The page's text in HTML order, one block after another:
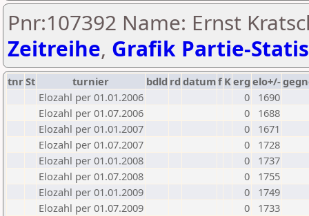
Pnr:107392 Name: Ernst
Zeitreihe, Grafik Partie-
tnrSt turnier bdld rd datumf Kerg elo+/-
Elozahl per 01.01.2006
0
1690
Elozahl per 01.07.2006
0
1688
Elozahl per 01.01.2007
0
1671
Elozahl per 01.07.2007
0
1728
Elozahl per 01.01.2008
0
1737
Elozahl per 01.07.2008
0
1755
Elozahl per 01.01.2009
0
1749
Elozahl per 01.07.2009
0
1733